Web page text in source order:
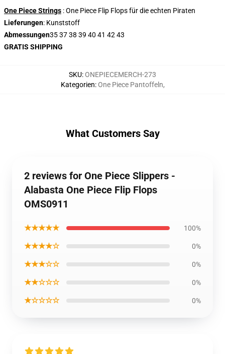
One Piece Strings : One Piece Flip Flops für die echten Piraten
Lieferungen: Kunststoff
Abmessungen35 37 38 39 40 41 42 43
GRATIS SHIPPING
SKU:ONEPIECEMERCH-273
Kategorien:One Piece Pantoffeln,
What Customers Say
2 reviews for One Piece Slippers -
Alabasta One Piece Flip Flops
OMS0911
★★★★★ 100%
★★★★☆ 0%
★★★☆☆ 0%
★★☆☆☆ 0%
★☆☆☆☆ 0%